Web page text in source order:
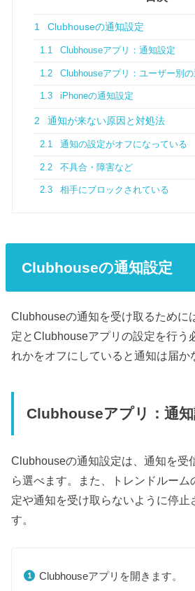
1 Clubhouseの通知設定
1.1 Clubhouseアプリ：通知設定
1.2 Clubhouseアプリ：ユーザー別
1.3 iPhoneの通知設定
2 通知が来ない原因と対処法
2.1 通知の設定がオフになっている
2.2 不具合・障害など
2.3 相手にブロックされている
Clubhouseの通知設定
Clubhouseの通知を受け取るために
定とClubhouseアプリの設定を行う
れかをオフにしていると通知は届か
Clubhouseアプリ：通
Clubhouseの通知設定は、通知を受
ら選べます。また、トレンドルーム
定や通知を受け取らないように停止
す。
Clubhouseアプリを開きます。